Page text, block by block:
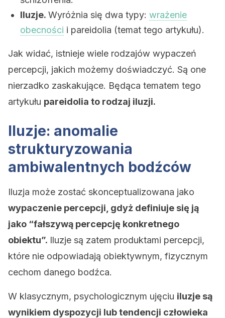
Iluzje. Wyróżnia się dwa typy: wrażenie
obecności i pareidolia (temat tego artykułu).
Jak widać, istnieje wiele rodzajów wypaczeń
percepcji, jakich możemy doświadczyć. Są one
nierzadko zaskakujące. Będąca tematem tego
artykułu pareidolia to rodzaj iluzji.
Iluzje: anomalie
strukturyzowania
ambiwalentnych bodźców
Iluzja może zostać skonceptualizowana jako
wypaczenie percepcji, gdyż definiuje się ją
jako “fałszywą percepcję konkretnego
obiektu”. Iluzje są zatem produktami percepcji,
które nie odpowiadają obiektywnym, fizycznym
cechom danego bodźca.
W klasycznym, psychologicznym ujęciu iluzje są
wynikiem dyspozycji lub tendencji człowieka